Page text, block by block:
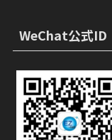
WeChat公式ID